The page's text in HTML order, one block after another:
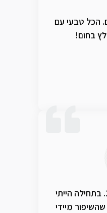
הכל טבעי עם
בחום!
רכשתי את תמצית מספר 2. בתחילה הייתי
מיידי